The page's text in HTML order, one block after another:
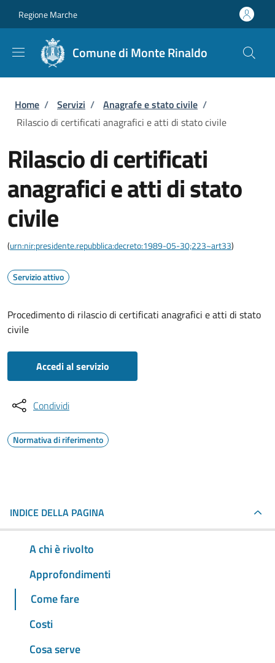
Regione Marche
Comune di Monte Rinaldo
Briciole di pane
Home / Servizi / Anagrafe e stato civile /
Rilascio di certificati anagrafici e atti di stato civile
Rilascio di certificati
anagrafici e atti di stato
civile
(urn:nir:presidente.repubblica:decreto:1989-05-30;223~art33)
Servizio attivo
Procedimento di rilascio di certificati anagrafici e atti di stato
civile
Accedi al servizio
Condividi
Normativa di riferimento
INDICE DELLA PAGINA
A chi è rivolto
Approfondimenti
Come fare
Costi
Cosa serve